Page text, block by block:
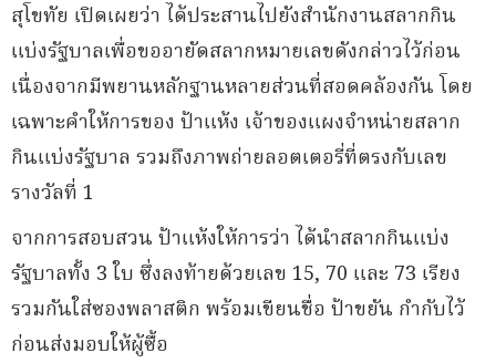
สุโขทัย เปิดเผยว่า ได้ประสานไปยังสำนักงานสลากกิน
แบ่งรัฐบาลเพื่อขออายัดสลากหมายเลขดังกล่าวไว้ก่อน
เนื่องจากมีพยานหลักฐานหลายส่วนที่สอดคล้องกัน โดย
เฉพาะคำให้การของ ป้าแห้ง เจ้าของแผงจำหน่ายสลาก
กินแบ่งรัฐบาล รวมถึงภาพถ่ายลอตเตอรี่ที่ตรงกับเลข
รางวัลที่ 1
จากการสอบสวน ป้าแห้งให้การว่า ได้นำสลากกินแบ่ง
รัฐบาลทั้ง 3 ใบ ซึ่งลงท้ายด้วยเลข 15, 70 และ 73 เรียง
รวมกันใส่ซองพลาสติก พร้อมเขียนชื่อ ป้าขยัน กำกับไว้
ก่อนส่งมอบให้ผู้ซื้อ